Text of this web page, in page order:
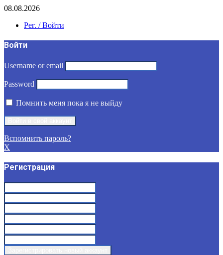
08.08.2026
Рег. / Войти
Войти
Username or email
Password
Помнить меня пока я не выйду
Вспомнить пароль?
X
Регистрация